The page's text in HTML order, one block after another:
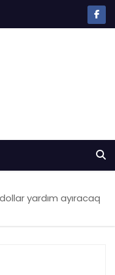
yardım ayıracaq